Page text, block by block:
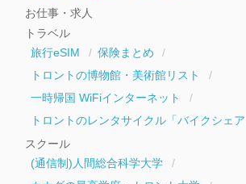
お仕事・求人
トラベル
旅行eSIM
保険まとめ
トロントの博物館・美術館リスト
一時帰国 WiFiインターネット
トロントのレンタサイクル「バイクシェ
スクール
(通信制)人間総合科学大学